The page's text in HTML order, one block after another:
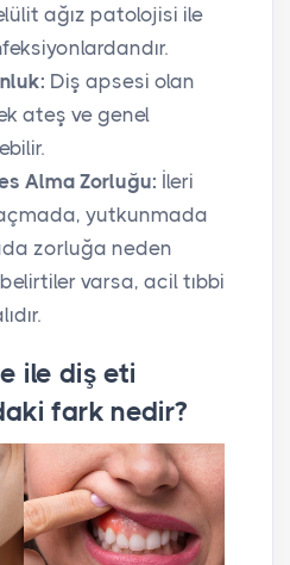
ağız patolojisi ile
Diş apsesi olan
ateş ve genel
Alma Zorluğu: İleri
yutkunmada
zorluğa neden
varsa, acil tıbbi
ile diş eti
fark nedir?